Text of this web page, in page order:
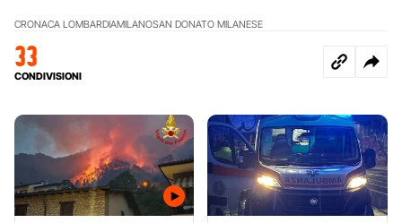
CRONACA LOMBARDIAMILANOSAN DONATO MILANESE
33
CONDIVISIONI